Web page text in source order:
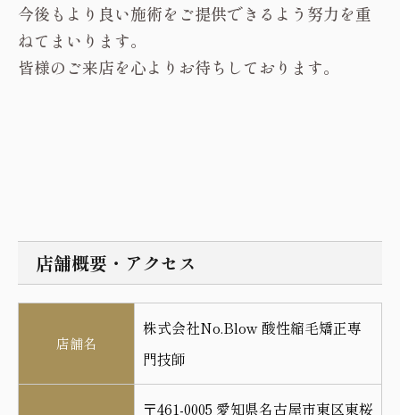
今後もより良い施術をご提供できるよう努力を重
ねてまいります。
皆様のご来店を心よりお待ちしております。
店舗概要・アクセス
店舗名
株式会社No.Blow 酸性縮毛矯正専
門技師
〒461-0005 愛知県名古屋市東区東桜